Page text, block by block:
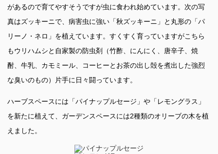
があるので育てやすそうですが虫に食われ始めています。次の写
真はズッキーニで、病害虫に強い「秋ズッキーニ」と丸形の「パ
リーノ・ネロ」を植えています。すくすく育っていますがこちら
もウリハムシと自家製の防虫剤（竹酢、にんにく、唐辛子、焼
酎、牛乳、カモミール、コーヒーとお茶の出し殻を煮出した強烈
な臭いのもの）片手に日々闘っています。
ハーブスペースには「パイナップルセージ」や「レモングラス」
を新たに植えて、ガーデンスペースには2種類のオリーブの木を植
えました。